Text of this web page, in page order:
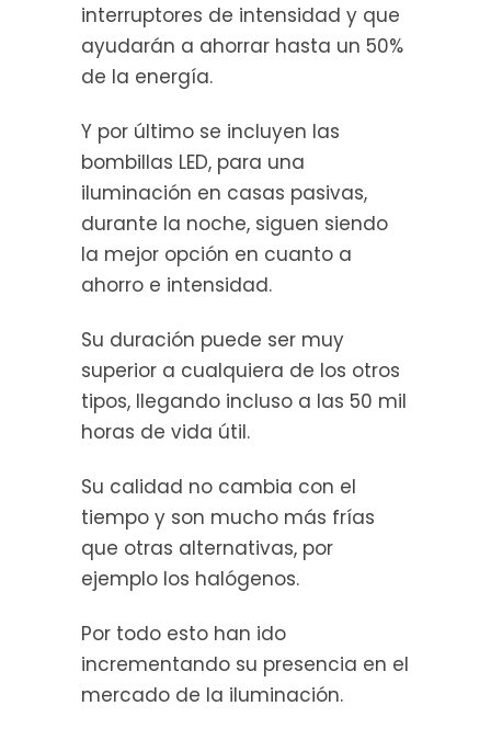
interruptores de intensidad y que
ayudarán a ahorrar hasta un 50%
de la energía.
Y por último se incluyen las
bombillas LED, para una
iluminación en casas pasivas,
durante la noche, siguen siendo
la mejor opción en cuanto a
ahorro e intensidad.
Su duración puede ser muy
superior a cualquiera de los otros
tipos, llegando incluso a las 50 mil
horas de vida útil.
Su calidad no cambia con el
tiempo y son mucho más frías
que otras alternativas, por
ejemplo los halógenos.
Por todo esto han ido
incrementando su presencia en el
mercado de la iluminación.